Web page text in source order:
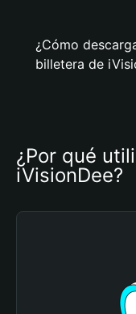
¿Cómo
billetera de
¿Por qué
iVisionDee?